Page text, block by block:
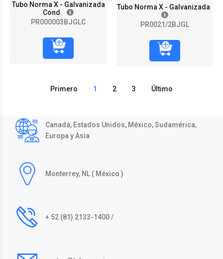
Tubo Norma X - Galvanizada
Cond.
PR000003BJGLC
Tubo Norma X - Galvanizada
PR0021/2BJGL
Primero 1 2 3 Último
Canadá, Estados Unidos, México, Sudamérica,
Europa y Asia
Monterrey, NL ( México )
+ 52 (81) 2133-1400 /